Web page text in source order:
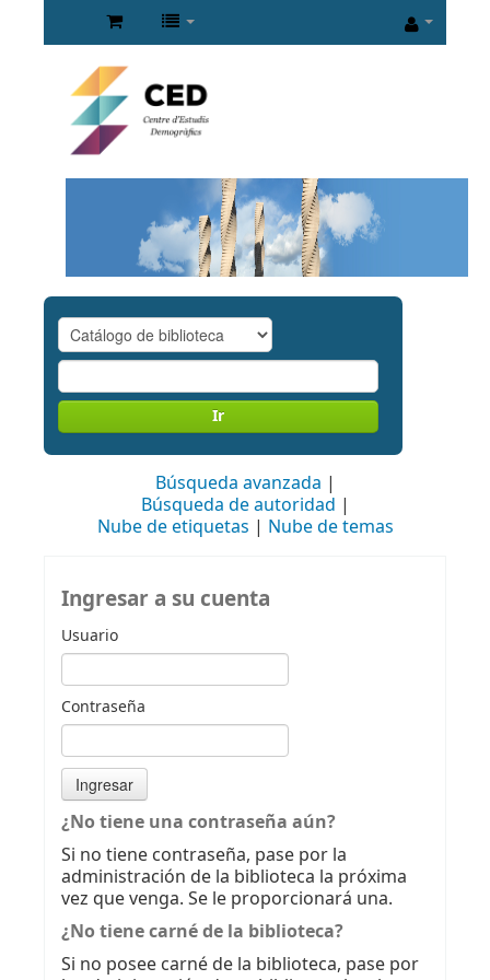
Ir
Búsqueda avanzada
Búsqueda de autoridad
Nube de etiquetas
Nube de temas
Ingresar a su cuenta
Usuario
Contraseña
¿No tiene una contraseña aún?
Si no tiene contraseña, pase por la
administración de la biblioteca la próxima
vez que venga. Se le proporcionará una.
¿No tiene carné de la biblioteca?
Si no posee carné de la biblioteca, pase por